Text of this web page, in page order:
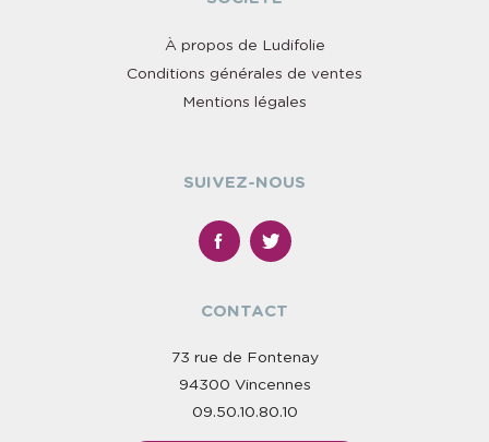
À propos de Ludifolie
Conditions générales de ventes
Mentions légales
SUIVEZ-NOUS
CONTACT
73 rue de Fontenay
94300 Vincennes
09.50.10.80.10